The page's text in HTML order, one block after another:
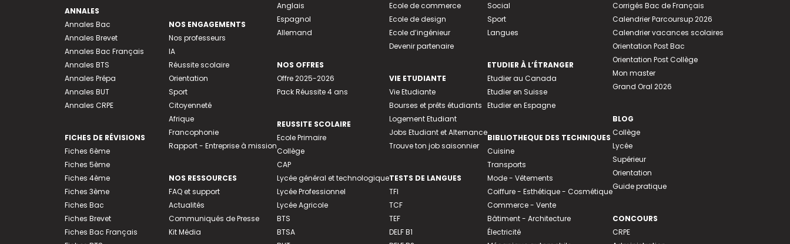
ANNALES
Annales Bac
Annales Brevet
Annales Bac Français
Annales BTS
Annales Prépa
Annales BUT
Annales CRPE
FICHES DE RÉVISIONS
Fiches 6ème
Fiches 5ème
Fiches 4ème
Fiches 3ème
Fiches Bac
Fiches Brevet
Fiches Bac Français
NOS ENGAGEMENTS
Nos professeurs
IA
Réussite scolaire
Orientation
Sport
Citoyenneté
Afrique
Francophonie
Rapport - Entreprise à mission
NOS RESSOURCES
FAQ et support
Actualités
Communiqués de Presse
Kit Média
Anglais
Espagnol
Allemand
NOS OFFRES
Offre 2025-2026
Pack Réussite 4 ans
REUSSITE SCOLAIRE
Ecole Primaire
Collège
CAP
Lycée général et technologique
Lycée Professionnel
Lycée Agricole
BTS
BTSA
Ecole de commerce
Ecole de design
Ecole d’ingénieur
Devenir partenaire
VIE ETUDIANTE
Vie Etudiante
Bourses et prêts étudiants
Logement Etudiant
Jobs Etudiant et Alternance
Trouve ton job saisonnier
TESTS DE LANGUES
TFI
TCF
TEF
DELF B1
Social
Sport
Langues
ETUDIER À L’ÉTRANGER
Etudier au Canada
Etudier en Suisse
Etudier en Espagne
BIBLIOTHEQUE DES TECHNIQUES
Cuisine
Transports
Mode - Vêtements
Coiffure - Esthétique - Cosmétique
Commerce - Vente
Bâtiment - Architecture
Électricité
Corrigés Bac de Français
Calendrier Parcoursup 2026
Calendrier vacances scolaires
Orientation Post Bac
Orientation Post Collège
Mon master
Grand Oral 2026
BLOG
Collège
Lycée
Supérieur
Orientation
Guide pratique
CONCOURS
CRPE